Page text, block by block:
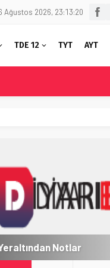
Ağustos 2026, 23:13:20
TDE 12 TYT AYT
Notlar